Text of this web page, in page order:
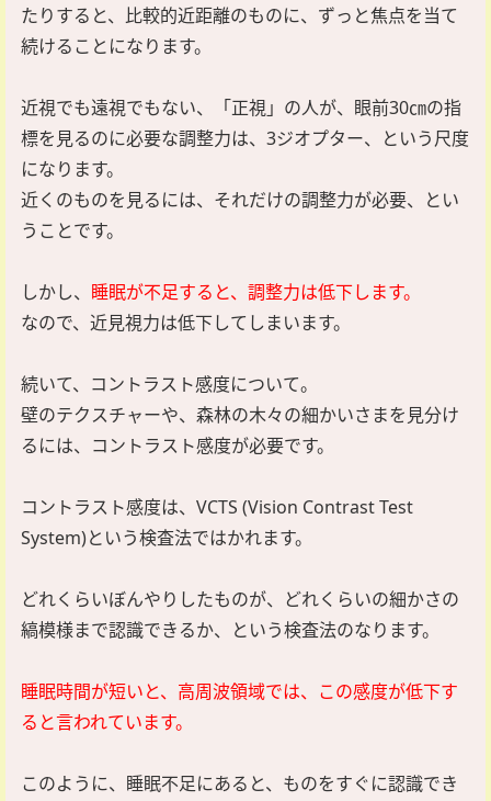
たりすると、比較的近距離のものに、ずっと焦点を当て
続けることになります。
近視でも遠視でもない、「正視」の人が、眼前30㎝の指
標を見るのに必要な調整力は、3ジオプター、という尺度
になります。
近くのものを見るには、それだけの調整力が必要、とい
うことです。
しかし、 睡眠が不足すると、調整力は低下します。
なので、近見視力は低下してしまいます。
続いて、コントラスト感度について。
壁のテクスチャーや、森林の木々の細かいさまを見分け
るには、コントラスト感度が必要です。
コントラスト感度は、VCTS (Vision Contrast Test
System)という検査法ではかれます。
どれくらいぼんやりしたものが、どれくらいの細かさの
縞模様まで認識できるか、という検査法のなります。
睡眠時間が短いと、高周波領域では、この感度が低下す
ると言われています。
このように、睡眠不足にあると、ものをすぐに認識でき